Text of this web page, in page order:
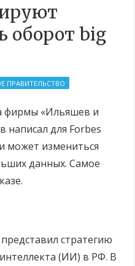
оборот big
ПРАВИТЕЛЬСТВО
фирмы «Ильяшев и
написал для Forbes
может измениться
данных. Самое
стратегию
(ИИ) в РФ. В